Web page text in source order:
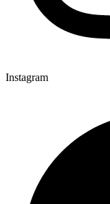
Instagram